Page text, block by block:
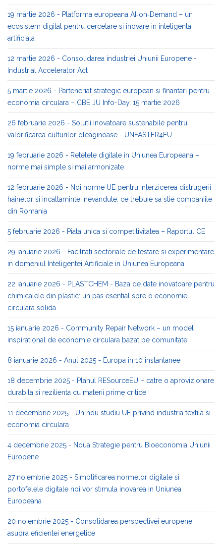
19 martie 2026 - Platforma europeana AI‑on‑Demand – un
ecosistem digital pentru cercetare si inovare in inteligenta
artificiala
12 martie 2026 - Consolidarea industriei Uniunii Europene -
Industrial Accelerator Act
5 martie 2026 - Parteneriat strategic european si finantari pentru
economia circulara – CBE JU Info-Day, 15 martie 2026
26 februarie 2026 - Solutii inovatoare sustenabile pentru
valorificarea culturilor oleaginoase - UNFASTER4EU
19 februarie 2026 - Retelele digitale in Uniunea Europeana –
norme mai simple si mai armonizate
12 februarie 2026 - Noi norme UE pentru interzicerea distrugerii
hainelor si incaltamintei nevandute: ce trebuie sa stie companiile
din Romania
5 februarie 2026 - Piata unica si competitivitatea – Raportul CE
29 ianuarie 2026 - Facilitati sectoriale de testare si experimentare
in domeniul Inteligentei Artificiale in Uniunea Europeana
22 ianuarie 2026 - PLASTCHEM - Baza de date inovatoare pentru
chimicalele din plastic: un pas esential spre o economie
circulara solida
15 ianuarie 2026 - Community Repair Network – un model
inspirational de economie circulara bazat pe comunitate
8 ianuarie 2026 - Anul 2025 - Europa in 10 instantanee
18 decembrie 2025 - Planul RESourceEU – catre o aprovizionare
durabila si rezilienta cu materii prime critice
11 decembrie 2025 - Un nou studiu UE privind industria textila si
economia circulara
4 decembrie 2025 - Noua Strategie pentru Bioeconomia Uniunii
Europene
27 noiembrie 2025 - Simplificarea normelor digitale si
portofelele digitale noi vor stimula inovarea in Uniunea
Europeana
20 noiembrie 2025 - Consolidarea perspectivei europene
asupra eficientei energetice